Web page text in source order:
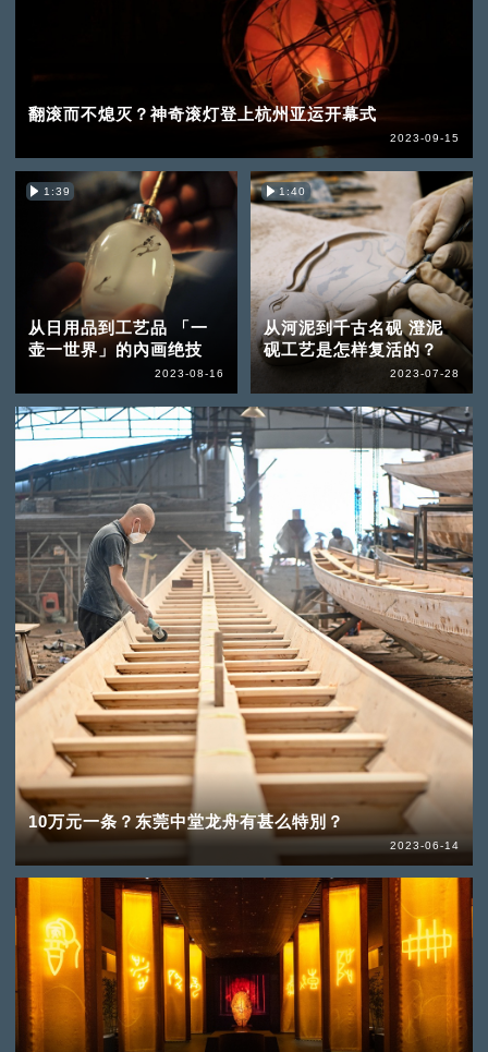
翻滚而不熄灭？神奇滚灯登上杭州亚运开幕式
2023-09-15
1:39
从日用品到工艺品 「一
壶一世界」的內画绝技
2023-08-16
1:40
从河泥到千古名砚 澄泥
砚工艺是怎样复活的？
2023-07-28
10万元一条？东莞中堂龙舟有甚么特別？
2023-06-14